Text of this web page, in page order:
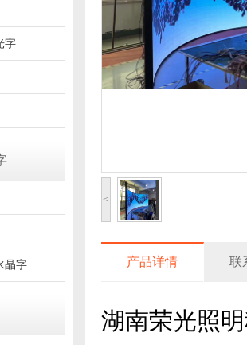
字
晶字
<
产品详情 联
湖南荣光照